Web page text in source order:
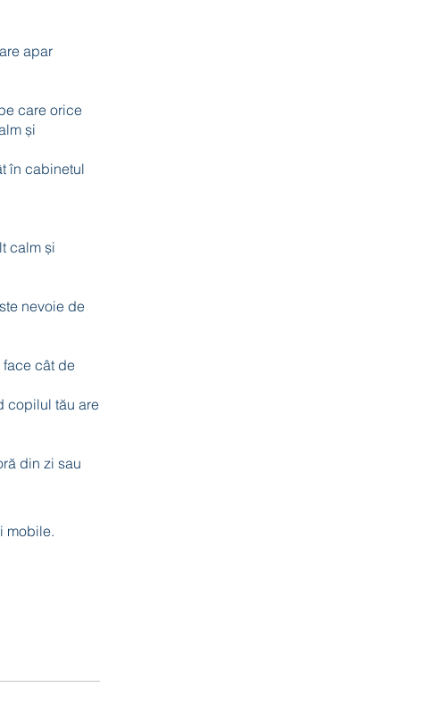
apar
care orice
și
în cabinetul
calm și
nevoie de
face cât de
copilul tău are
din zi sau
mobile.